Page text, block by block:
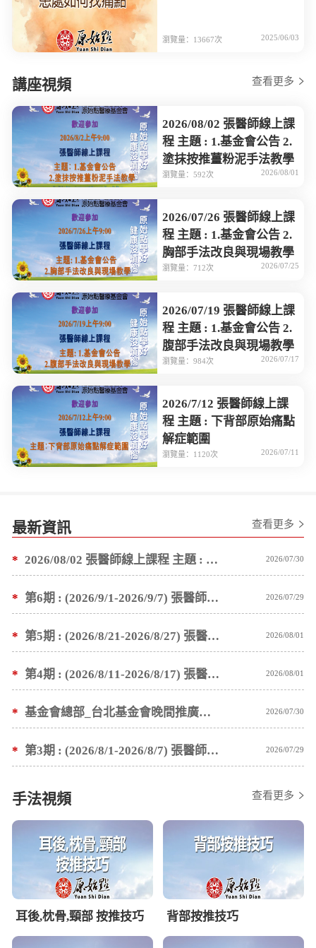
瀏覽量：13667次 2025/06/03
講座視頻 查看更多
2026/08/02 張醫師線上課
程 主題 : 1.基金會公告 2.
塗抹按推薑粉泥手法教學
瀏覽量：592次 2026/08/01
2026/07/26 張醫師線上課
程 主題 : 1.基金會公告 2.
胸部手法改良與現場教學
瀏覽量：712次 2026/07/25
2026/07/19 張醫師線上課
程 主題 : 1.基金會公告 2.
腹部手法改良與現場教學
瀏覽量：984次 2026/07/17
2026/7/12 張醫師線上課
程 主題 : 下背部原始痛點
解症範圍
瀏覽量：1120次 2026/07/11
最新資訊 查看更多
* 2026/08/02 張醫師線上課程 主題 : 1.基金會公告 2.塗抹按推薑粉泥手法教學 2026/07/30
* 第6期 : (2026/9/1-2026/9/7) 張醫師親自培訓手法 廣州基礎班7 天錄取名單公告 2026/07/29
* 第5期 : (2026/8/21-2026/8/27) 張醫師親自培訓手法 廣州基礎班7 天錄取名單公告 2026/08/01
* 第4期 : (2026/8/11-2026/8/17) 張醫師親自培訓手法 廣州基礎班7 天錄取名單公告 2026/08/01
* 基金會總部_台北基金會晚間推廣暫停服務公告 2026/07/30
* 第3期 : (2026/8/1-2026/8/7) 張醫師親自培訓手法 廣州基礎班7 天錄取名單公告 2026/07/29
手法視頻 查看更多
耳後,枕骨,頸部 按推技巧 背部按推技巧